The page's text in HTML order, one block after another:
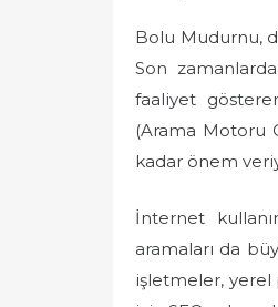
Bolu Mudurnu,
Son
faaliyet
(Arama Motoru
kadar önem
İnternet
aramaları da
işletmeler,